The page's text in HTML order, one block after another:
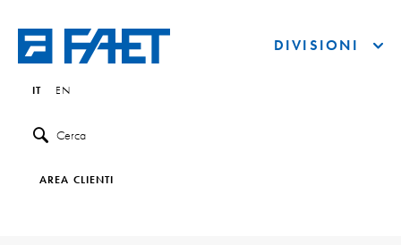
IT EN
Cerca
AREA CLIENTI
DIVISIONI